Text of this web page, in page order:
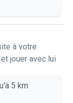
à votre
jouer avec lui
5 km